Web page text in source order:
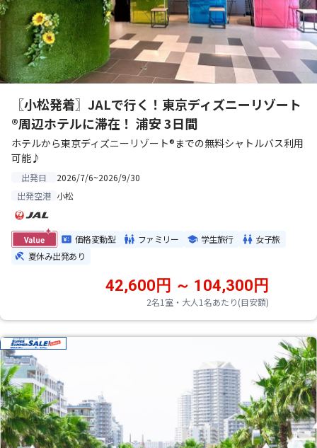
〖小松発着〗JALで行く！東京ディズニーリゾート
®周辺ホテルに滞在！ 浦安 3日間
ホテルから東京ディズニーリゾート®までの無料シャトルバス利用
可能♪
出発日
2026/7/6~2026/9/30
出発空港 小松
価格変動型 ファミリー 学生旅行
女子旅
夏休み出発あり
2名1室・大人1名あたり(目安額)
42,600円 ～ 104,300円